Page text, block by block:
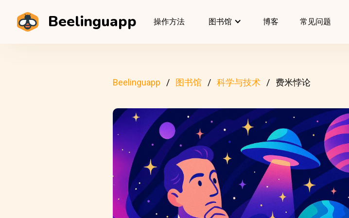
Beelinguapp 操作方法 图书馆 博客 常见问题
Beelinguapp 图书馆 科学与技术 费米悖论